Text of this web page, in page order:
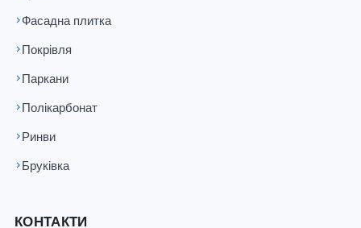
Фасадна плитка
Покрівля
Паркани
Полікарбонат
Ринви
Бруківка
КОНТАКТИ